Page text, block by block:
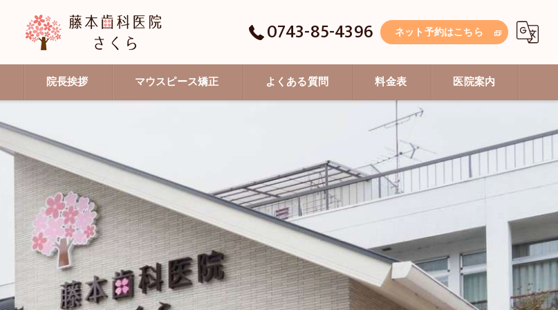
0743-85-4396 ネット予約はこちら
院長挨拶 マウスピース矯正 よくある質問 料金表 医院案内